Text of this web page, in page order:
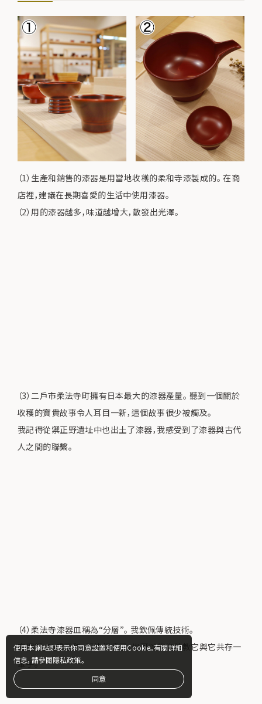
使用本網站即表示你同意設置和使用Cookie。有關詳細
信息，請參閱隱私政策。
同意
（1）生產和銷售的漆器是用當地收穫的柔和寺漆製成的。 在商
店裡，建議在長期喜愛的生活中使用漆器。
（2）用的漆器越多，味道越增大，散發出光澤。
（3）二戶市柔法寺町擁有日本最大的漆器產量。 聽到一個關於
收穫的寶貴故事令人耳目一新，這個故事很少被觸及。
我記得從禦正野遺址中也出土了漆器，我感受到了漆器與古代
人之間的聯繫。
（4）柔法寺漆器皿稱為“分層”。 我欽佩傳統技術。
它很輕，口感溫和，即使損壞了，也可以修復並教它與它共存一
輩子。